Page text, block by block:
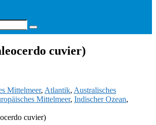
cuvier)
Mittelmeer, Atlantik, Australisches
Mittelmeer, Indischer Ozean,
cuvier)